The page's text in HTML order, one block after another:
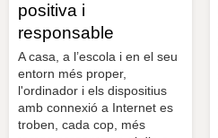
positiva i
responsable
A casa, a l’escola i en el seu
entorn més proper,
l'ordinador i els dispositius
amb connexió a Internet es
troben, cada cop, més